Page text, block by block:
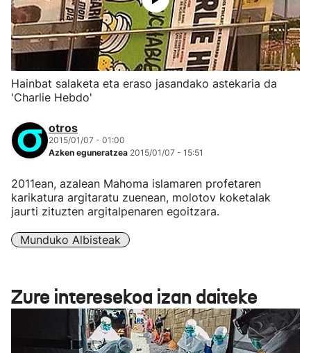
Hainbat salaketa eta eraso jasandako astekaria da
'Charlie Hebdo'
otros
2015/01/07 - 01:00
Azken eguneratzea 2015/01/07 - 15:51
2011ean, azalean Mahoma islamaren profetaren
karikatura argitaratu zuenean, molotov koketalak
jaurti zituzten argitalpenaren egoitzara.
Munduko Albisteak
Zure interesekoa izan daiteke